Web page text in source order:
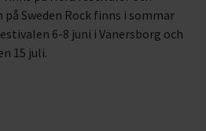
Sweden Rock finns i sommar
6-8 juni i Vänersborg och
15 juli.